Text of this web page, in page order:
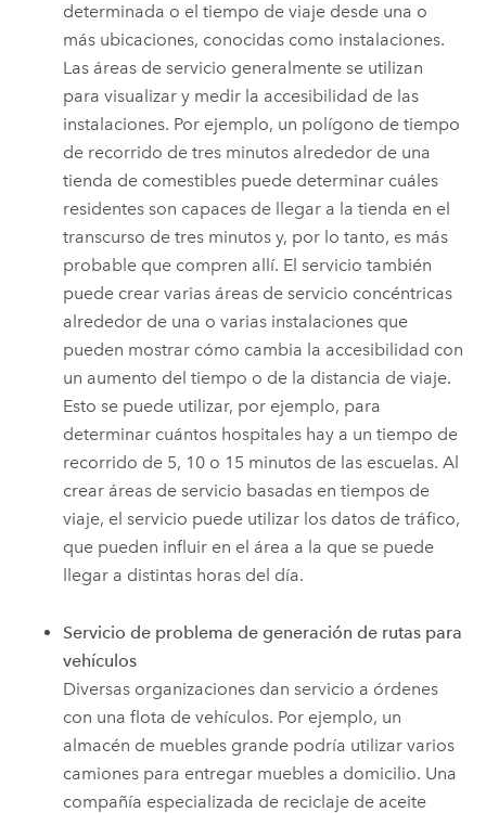
determinada o el tiempo de viaje desde una o
más ubicaciones, conocidas como instalaciones.
Las áreas de servicio generalmente se utilizan
para visualizar y medir la accesibilidad de las
instalaciones. Por ejemplo, un polígono de tiempo
de recorrido de tres minutos alrededor de una
tienda de comestibles puede determinar cuáles
residentes son capaces de llegar a la tienda en el
transcurso de tres minutos y, por lo tanto, es más
probable que compren allí. El servicio también
puede crear varias áreas de servicio concéntricas
alrededor de una o varias instalaciones que
pueden mostrar cómo cambia la accesibilidad con
un aumento del tiempo o de la distancia de viaje.
Esto se puede utilizar, por ejemplo, para
determinar cuántos hospitales hay a un tiempo de
recorrido de 5, 10 o 15 minutos de las escuelas. Al
crear áreas de servicio basadas en tiempos de
viaje, el servicio puede utilizar los datos de tráfico,
que pueden influir en el área a la que se puede
llegar a distintas horas del día.
Servicio de problema de generación de rutas para
vehículos
Diversas organizaciones dan servicio a órdenes
con una flota de vehículos. Por ejemplo, un
almacén de muebles grande podría utilizar varios
camiones para entregar muebles a domicilio. Una
compañía especializada de reciclaje de aceite